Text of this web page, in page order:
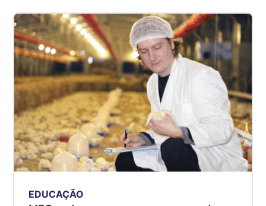
EDUCAÇÃO